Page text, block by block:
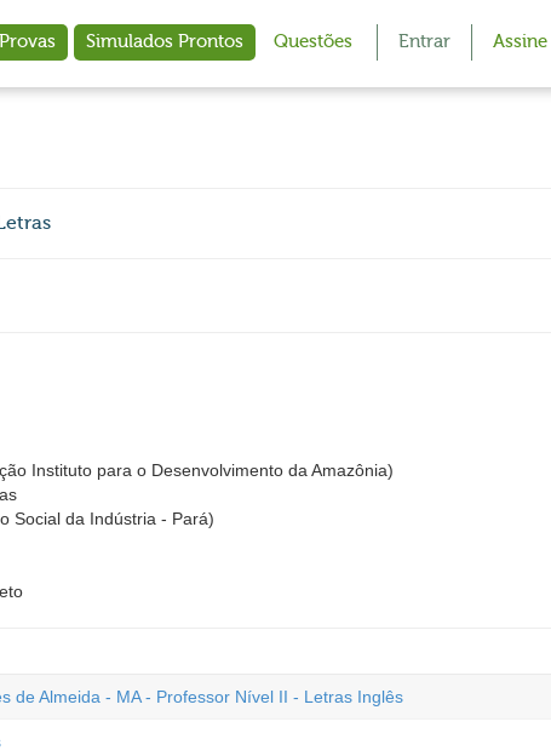
Provas Simulados Prontos Questões Entrar Assine
Instituto para o Desenvolvimento da Amazônia)
Social da Indústria - Pará)
de Almeida - MA - Professor Nível II - Letras Inglês